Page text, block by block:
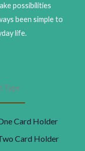
possibilities
been simple to
life.
Type
Card Holder
Card Holder